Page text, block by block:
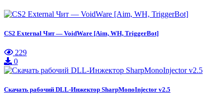
CS2 External Чит — VoidWare [Aim, WH, TriggerBot]
229
0
Скачать рабочий DLL-Инжектор SharpMonoInjector v2.5